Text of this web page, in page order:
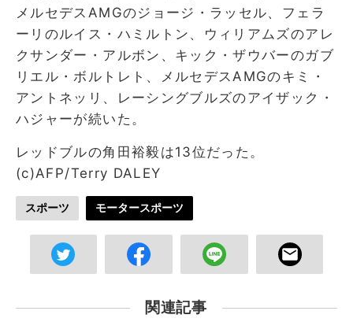
メルセデスAMGのジョージ・ラッセル、フェラ
ーリのルイス・ハミルトン、ウィリアムズのアレ
クサンダー・アルボン、キック・ザウバーのガブ
リエル・ボルトレト、メルセデスAMGのキミ・
アントネッリ、レーシングブルズのアイザック・
ハジャーが続いた。
レッドブルの角田裕毅は13位だった。
(c)AFP/Terry DALEY
スポーツ モータースポーツ
関連記事